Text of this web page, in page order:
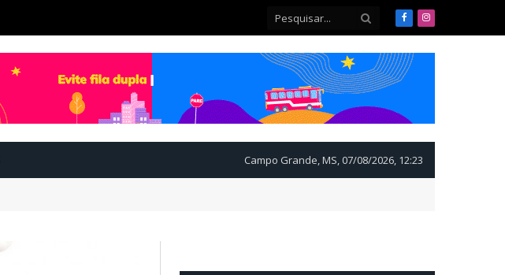
FacebookInstagram
Campo Grande, MS, 07/08/2026, 12:23